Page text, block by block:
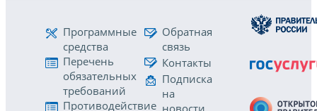
Программные
средства
Перечень
обязательных
требований
Противодействие
Обратная
связь
Контакты
Подписка
на
новости